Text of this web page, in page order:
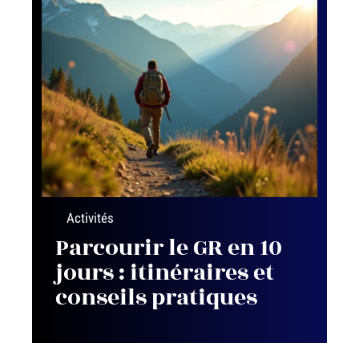
Activités
Parcourir le GR en 10
jours : itinéraires et
conseils pratiques